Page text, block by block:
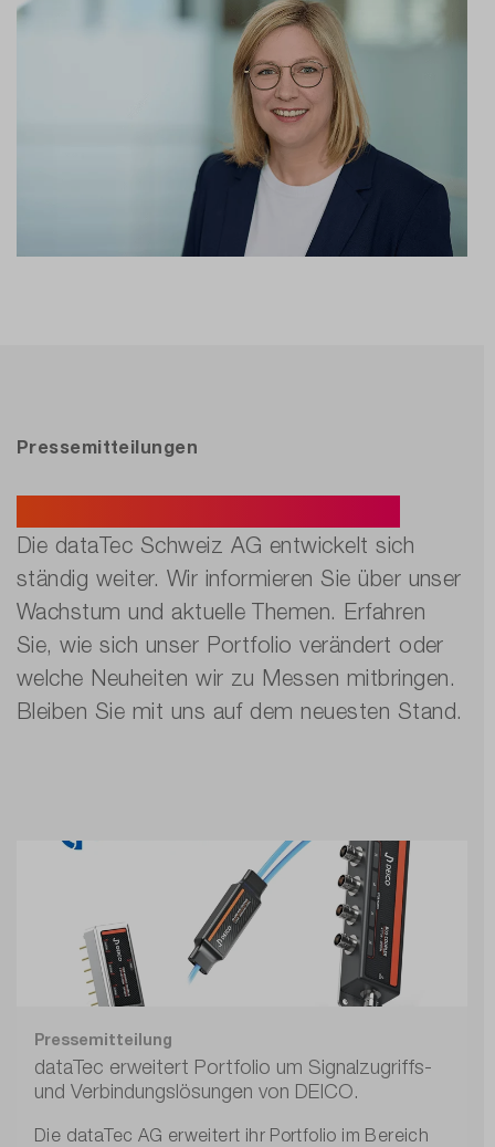
Pressemitteilungen
Die dataTec Schweiz AG entwickelt sich
ständig weiter. Wir informieren Sie über unser
Wachstum und aktuelle Themen. Erfahren
Sie, wie sich unser Portfolio verändert oder
welche Neuheiten wir zu Messen mitbringen.
Bleiben Sie mit uns auf dem neuesten Stand.
Pressemitteilung
dataTec erweitert Portfolio um Signalzugriffs-
und Verbindungslösungen von DEICO.
Die dataTec AG erweitert ihr Portfolio im Bereich